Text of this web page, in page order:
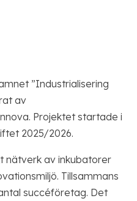
”Industrialisering
av
Projektet startade i
2025/2026.
nätverk av inkubatorer
Tillsammans
succéföretag. Det